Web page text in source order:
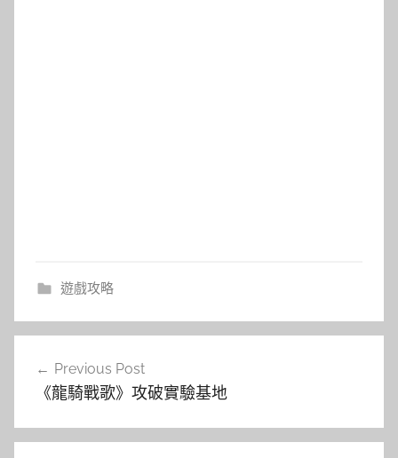
遊戲攻略
覽
Previous Post
《龍騎戰歌》攻破實驗基地